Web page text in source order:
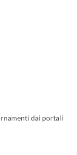
dai portali